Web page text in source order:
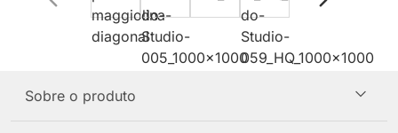
Sobre o produto